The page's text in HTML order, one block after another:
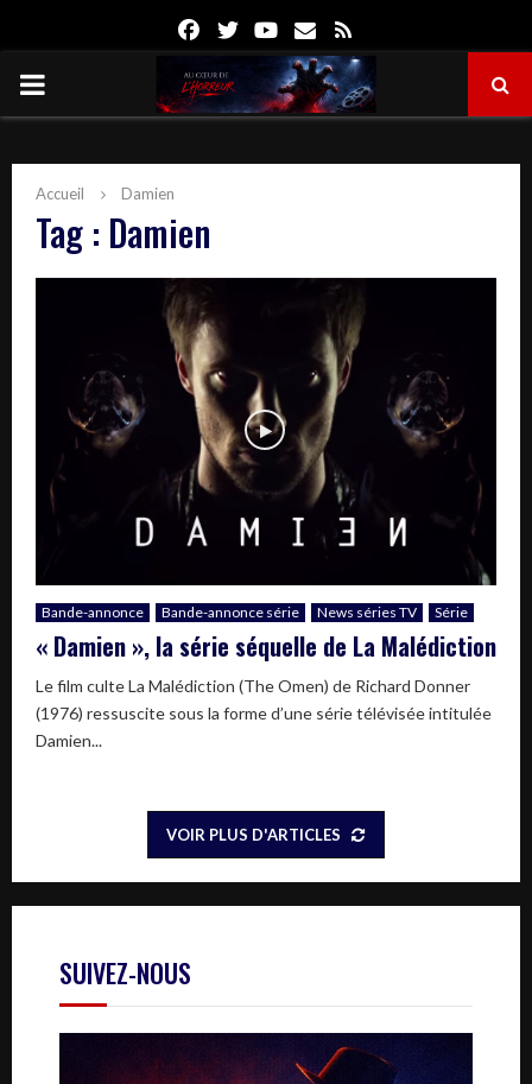
FacebookTwitterYoutube
Email
PRIMARY
Accueil Damien
Tag : Damien
Bande-annonce Bande-annonce série News séries TV Série
« Damien », la série séquelle de La Malédiction
Le film culte La Malédiction (The Omen) de Richard Donner
(1976) ressuscite sous la forme d’une série télévisée intitulée
Damien...
VOIR PLUS D'ARTICLES
SUIVEZ-NOUS